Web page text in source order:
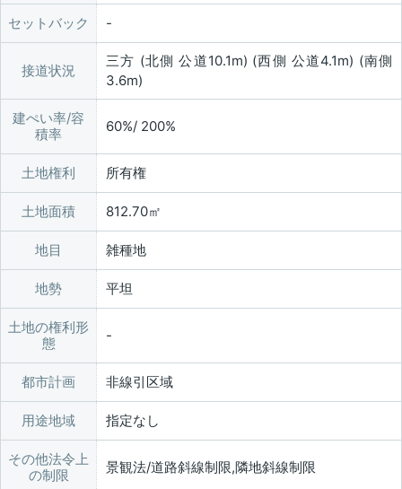
セットバック
接道状況
三方 (北側 公道10.1m) (西側 公道4.1m) (南側
3.6m)
建ぺい率/容
積率
60%/ 200%
土地権利 所有権
土地面積 812.70㎡
地目 雑種地
地勢 平坦
土地の権利形
態
都市計画 非線引区域
用途地域 指定なし
その他法令上
の制限
景観法/道路斜線制限,隣地斜線制限